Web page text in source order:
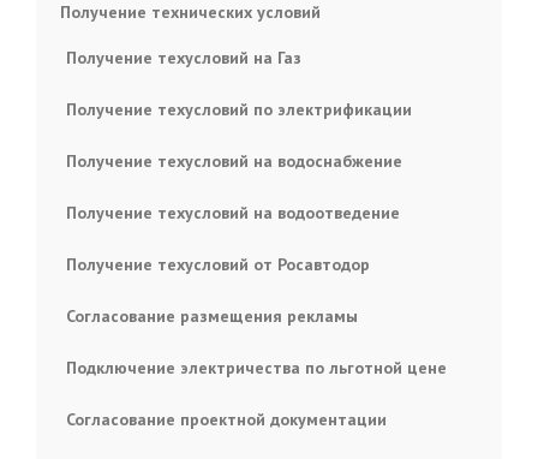
Получение технических условий
Получение техусловий на Газ
Получение техусловий по электрификации
Получение техусловий на водоснабжение
Получение техусловий на водоотведение
Получение техусловий от Росавтодор
Согласование размещения рекламы
Подключение электричества по льготной цене
Согласование проектной документации